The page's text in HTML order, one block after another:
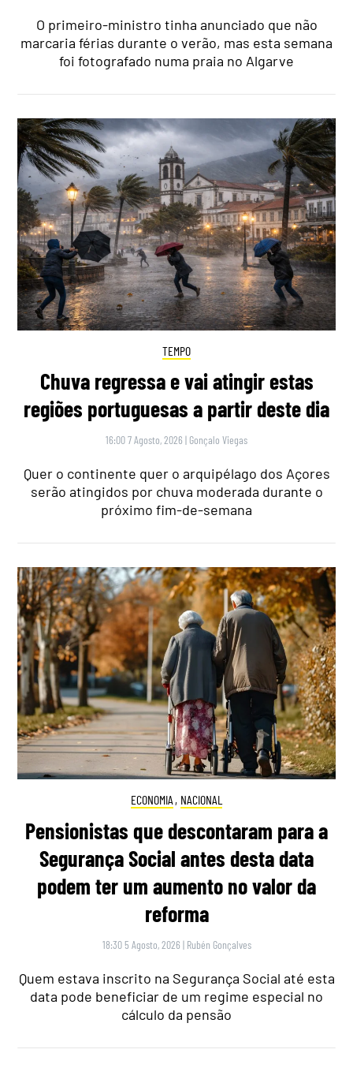
O primeiro-ministro tinha anunciado que não
marcaria férias durante o verão, mas esta semana
foi fotografado numa praia no Algarve
TEMPO
Chuva regressa e vai atingir estas
regiões portuguesas a partir deste dia
16:00 7 Agosto, 2026 | Gonçalo Viegas
Quer o continente quer o arquipélago dos Açores
serão atingidos por chuva moderada durante o
próximo fim-de-semana
ECONOMIA , NACIONAL
Pensionistas que descontaram para a
Segurança Social antes desta data
podem ter um aumento no valor da
reforma
18:30 5 Agosto, 2026 | Rubén Gonçalves
Quem estava inscrito na Segurança Social até esta
data pode beneficiar de um regime especial no
cálculo da pensão